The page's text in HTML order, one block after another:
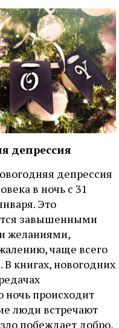
депрессия
депрессия
в ночь с 31
Это
завышенными
желаниями,
чаще всего
книгах, новогодних
происходит
люди встречают
побеждает добро,